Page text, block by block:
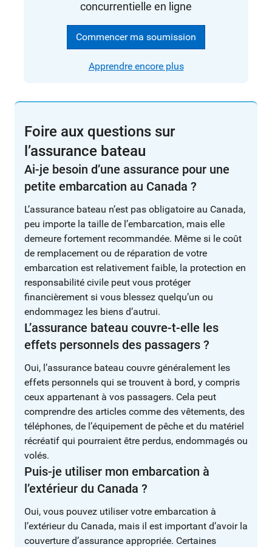
concurrentielle en ligne
Commencer ma soumission
Apprendre encore plus
Foire aux questions sur
l’assurance bateau
Ai-je besoin d’une assurance pour une
petite embarcation au Canada ?
L’assurance bateau n’est pas obligatoire au Canada,
peu importe la taille de l’embarcation, mais elle
demeure fortement recommandée. Même si le coût
de remplacement ou de réparation de votre
embarcation est relativement faible, la protection en
responsabilité civile peut vous protéger
financièrement si vous blessez quelqu’un ou
endommagez les biens d’autrui.
L’assurance bateau couvre-t-elle les
effets personnels des passagers ?
Oui, l’assurance bateau couvre généralement les
effets personnels qui se trouvent à bord, y compris
ceux appartenant à vos passagers. Cela peut
comprendre des articles comme des vêtements, des
téléphones, de l’équipement de pêche et du matériel
récréatif qui pourraient être perdus, endommagés ou
volés.
Puis-je utiliser mon embarcation à
l’extérieur du Canada ?
Oui, vous pouvez utiliser votre embarcation à
l’extérieur du Canada, mais il est important d’avoir la
couverture d’assurance appropriée. Certaines